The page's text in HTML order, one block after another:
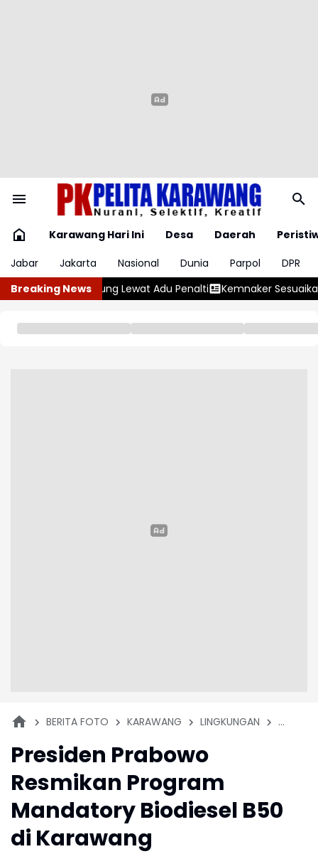
Karawang Hari Ini Desa Daerah
Jabar
Jakarta Nasional Dunia Parpol
DPR
Breaking News
Kemnaker Sesuaikan Regulasi Ketenagakerjaan Hadapi
BERITA FOTO KARAWANG LINGKUNGAN
Presiden Prabowo
Resmikan Program
Mandatory Biodiesel B50
di Karawang